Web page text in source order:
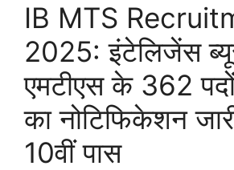
IB MTS
2025: इंटेलिजेंस
एमटीएस के 362 पदों
का नोटिफिकेशन
10वीं पास